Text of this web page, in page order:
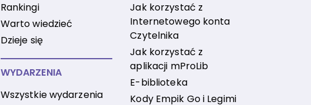
Rankingi
Warto wiedzieć
Dzieje się
WYDARZENIA
Wszystkie wydarzenia
Jak korzystać z
Internetowego konta
Czytelnika
Jak korzystać z
aplikacji mProLib
E-biblioteka
Kody Empik Go i Legimi